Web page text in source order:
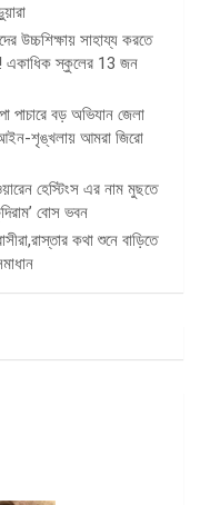
উচ্চশিক্ষায় সাহায্য করতে
! একাধিক স্কুলের 13 জন
বড় অভিযান জেলা
শৃঙ্খলায় আমরা জিরো
হেস্টিংস এর নাম মুছতে
বোস ভবন
কথা শুনে বাড়িতে